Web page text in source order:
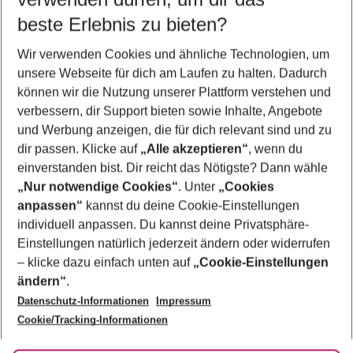
5-8 Nächte
2 Erwachsene Keine Kinder
Mehr Filter anzeigen
Footer
Footer navigation
Über uns
AGB
Bestpreisgarantie
Cookie-Einstellungen ändern
Cookie-Richtlinie
Agenturbetreuung
Barrierefreies Reisen
Folge uns
beste Erlebnis zu bieten?
Wir verwenden Cookies und ähnliche Technologien, um
unsere Webseite für dich am Laufen zu halten. Dadurch
können wir die Nutzung unserer Plattform verstehen und
verbessern, dir Support bieten sowie Inhalte, Angebote
und Werbung anzeigen, die für dich relevant sind und zu
dir passen. Klicke auf „Alle akzeptieren“, wenn du
einverstanden bist. Dir reicht das Nötigste? Dann wähle
„Nur notwendige Cookies“. Unter „Cookies
anpassen“ kannst du deine Cookie-Einstellungen
individuell anpassen. Du kannst deine Privatsphäre-
Einstellungen natürlich jederzeit ändern oder widerrufen
– klicke dazu einfach unten auf „Cookie-Einstellungen
ändern“.
Datenschutz-Informationen
Impressum
Cookie/Tracking-Informationen